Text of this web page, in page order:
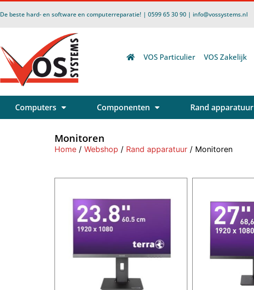
De beste hard- en software en computerreparatie! | 0599 65 30 90 | info@vossystems.nl
VOS Particulier VOS Zakelijk
Computers Componenten Rand apparatuur
Monitoren
Home / Webshop / Rand apparatuur / Monitoren